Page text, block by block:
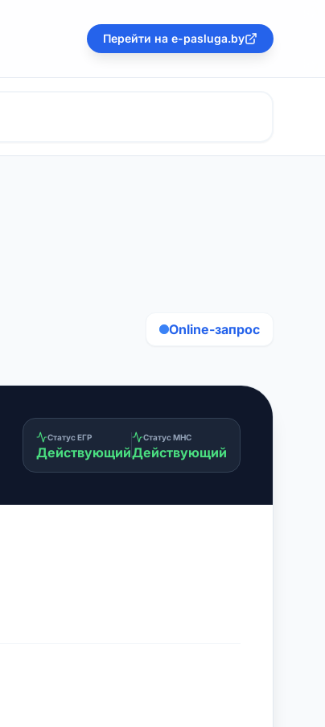
Перейти на e-pasluga.by
Online-запрос
Статус ЕГР
Действующий
Статус МНС
Действующий